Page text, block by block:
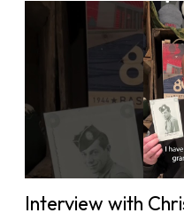
Interview with